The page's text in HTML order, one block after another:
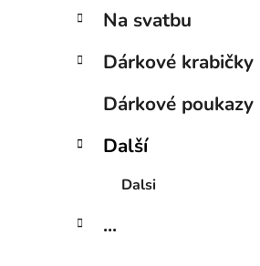
Na svatbu
Dárkové krabičky
Dárkové poukazy
Další
Dalsi
...